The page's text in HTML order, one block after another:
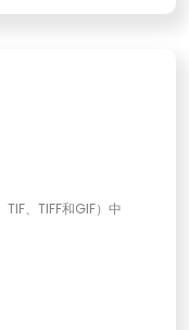
、TIFF和GIF）中